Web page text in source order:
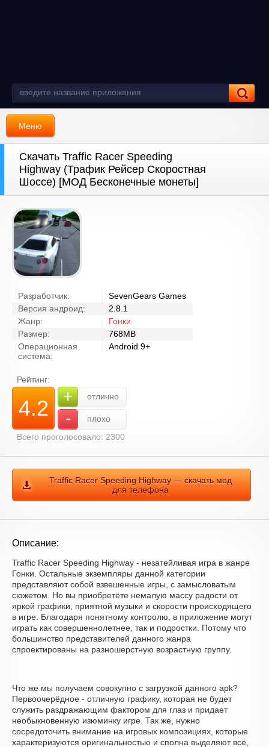
Меню
Скачать Traffic Racer Speeding
Highway (Трафик Рейсер Скоростная
Шоссе) [МОД Бесконечные монеты]
Разработчик:
SevenGears Games
Версия андроид:
2.8.1
Жанр:
Гонки
Размер:
768MB
Операционная
система:
Android 9+
Рейтинг:
4.2 + отлично
-
плохо
Всего проголосовало: 2300
Traffic Racer Speeding Highway — скачать мод
для телефона
Описание:
Traffic Racer Speeding Highway - незатейливая игра в жанре
Гонки. Остальные экземпляры данной категории
представляют собой взвешенные игры, с замысловатым
сюжетом. Но вы приобретёте немалую массу радости от
яркой графики, приятной музыки и скорости происходящего
в игре. Благодаря понятному контролю, в приложение могут
играть как совершеннолетнее, так и подростки. Потому что
большинство представителей данного жанра
спроектированы на разношерстную возрастную группу.
Что же мы получаем совокупно с загрузкой данного apk?
Первоочерёдное - отличную графику, которая не будет
служить раздражающим фактором для глаз и придает
необыкновенную изюминку игре. Так же, нужно
сосредоточить внимание на игровых композициях, которые
характеризуются оригинальностью и сполна выделяют всё,